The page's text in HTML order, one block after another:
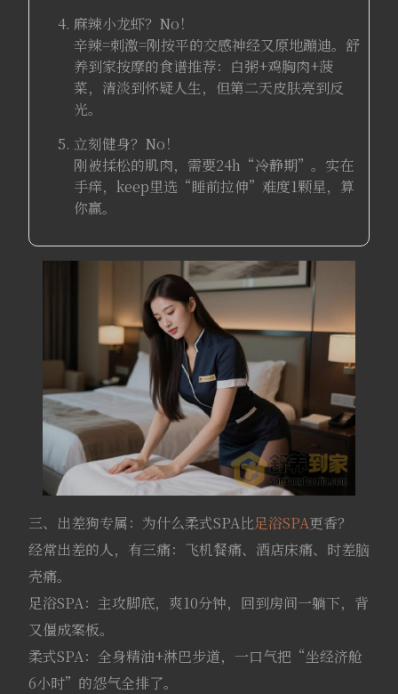
麻辣小龙虾？No！
辛辣=刺激=刚按平的交感神经又原地蹦迪。舒
养到家按摩的食谱推荐：白粥+鸡胸肉+菠
菜，清淡到怀疑人生，但第二天皮肤亮到反
光。
立刻健身？No！
刚被揉松的肌肉，需要24h“冷静期”。实在
手痒，keep里选“睡前拉伸”难度1颗星，算
你赢。
三、出差狗专属：为什么柔式SPA比足浴SPA更香？
经常出差的人，有三痛：飞机餐痛、酒店床痛、时差脑
壳痛。
足浴SPA：主攻脚底，爽10分钟，回到房间一躺下，背
又僵成案板。
柔式SPA：全身精油+淋巴步道，一口气把“坐经济舱
6小时”的怨气全排了。